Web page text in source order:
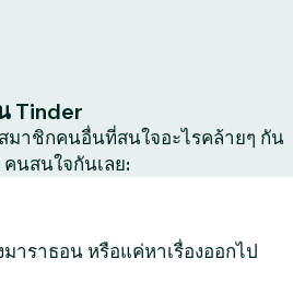
Tinder
มาชิกคนอื่นที่สนใจอะไรคล้ายๆ กัน
นสนใจกันเลย:
าราธอน หรือแค่หาเรื่องออกไป